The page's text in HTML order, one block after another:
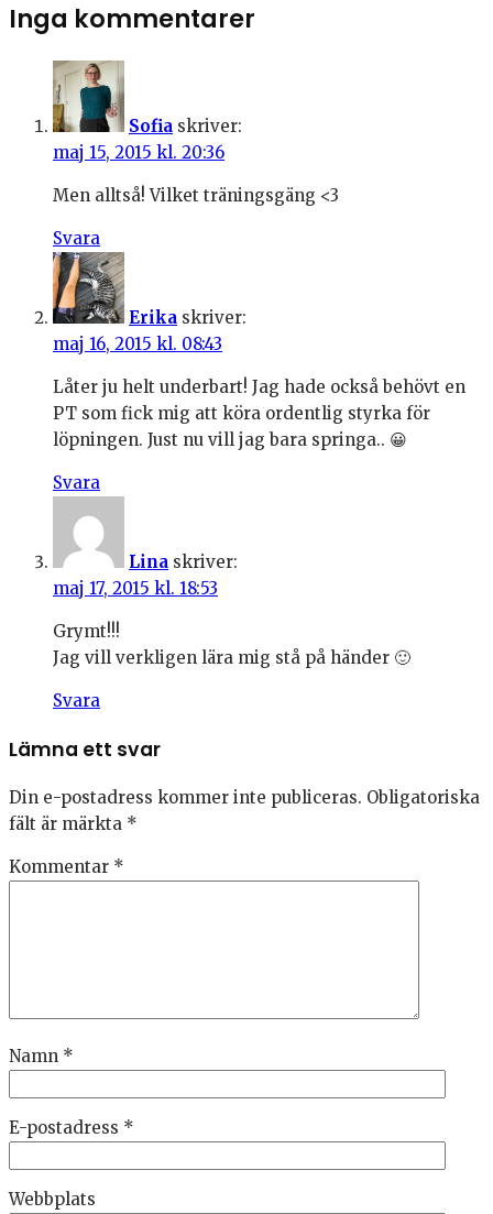
Inga kommentarer
Sofia skriver:
maj 15, 2015 kl. 20:36
Men alltså! Vilket träningsgäng <3
Svara
Erika skriver:
maj 16, 2015 kl. 08:43
Låter ju helt underbart! Jag hade också behövt en
PT som fick mig att köra ordentlig styrka för
löpningen. Just nu vill jag bara springa.. 😀
Svara
Lina skriver:
maj 17, 2015 kl. 18:53
Grymt!!!
Jag vill verkligen lära mig stå på händer 🙂
Svara
Lämna ett svar
Din e-postadress kommer inte publiceras. Obligatoriska
fält är märkta *
Kommentar *
Namn *
E-postadress *
Webbplats